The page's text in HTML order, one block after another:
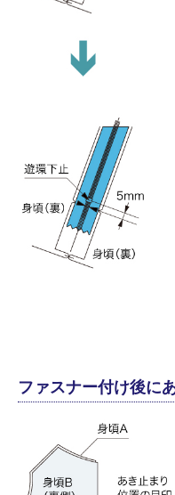
ファスナー付け後に